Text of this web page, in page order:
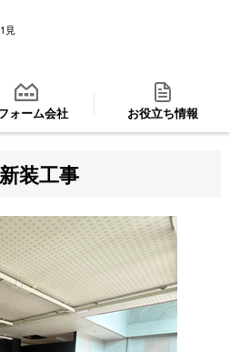
見
ォーム会社 お役立ち情報
装工事